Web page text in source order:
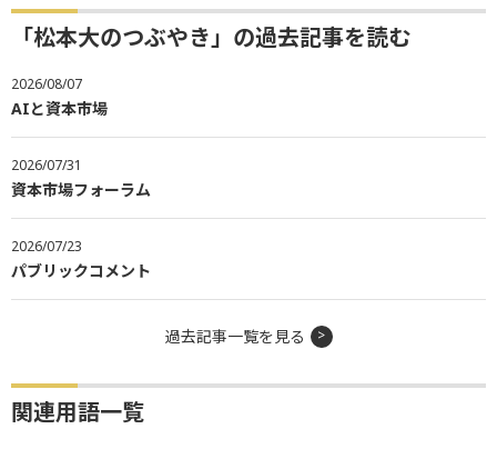
「松本大のつぶやき」の過去記事を読む
2026/08/07
AIと資本市場
2026/07/31
資本市場フォーラム
2026/07/23
パブリックコメント
過去記事一覧を見る
関連用語一覧